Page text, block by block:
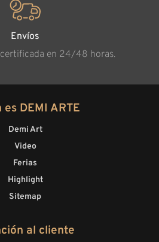
Envíos
en 24/48 horas.
es DEMI ARTE
Demi Art
Video
Ferias
Highlight
Sitemap
al cliente